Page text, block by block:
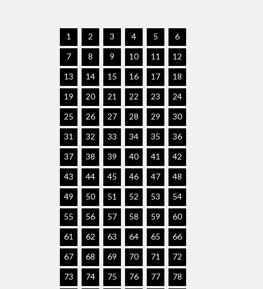
1 2 3 4 5
6
7
8 9 10 11
12
13
14 15 16 17
18
19
20 21 22 23
24
25
26 27 28 29
30
31
32 33 34 35
36
37
38 39 40 41
42
43
44 45 46 47
48
49
50 51 52 53
54
55
56 57 58 59
60
61
62 63 64 65
66
67
68 69 70 71
72
73
74 75 76 77
78